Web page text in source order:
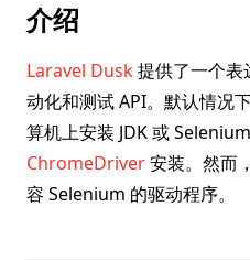
介绍
Laravel Dusk提供了一个表
动化和测试 API。默认情况
算机上安装 JDK 或
ChromeDriver安装。然而
容 Selenium 的驱动程序。